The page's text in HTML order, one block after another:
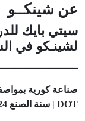
عن شينكــو
سيتي بايك
لشينـكو في
صناعة كورية
DOT | سنة الصنع 2024